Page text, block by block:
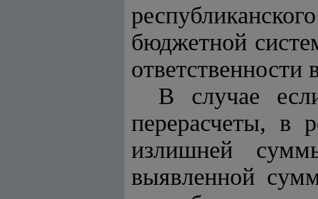
бюджетной
ответственности
В случае
перерасчеты, в
излишней
выявленной